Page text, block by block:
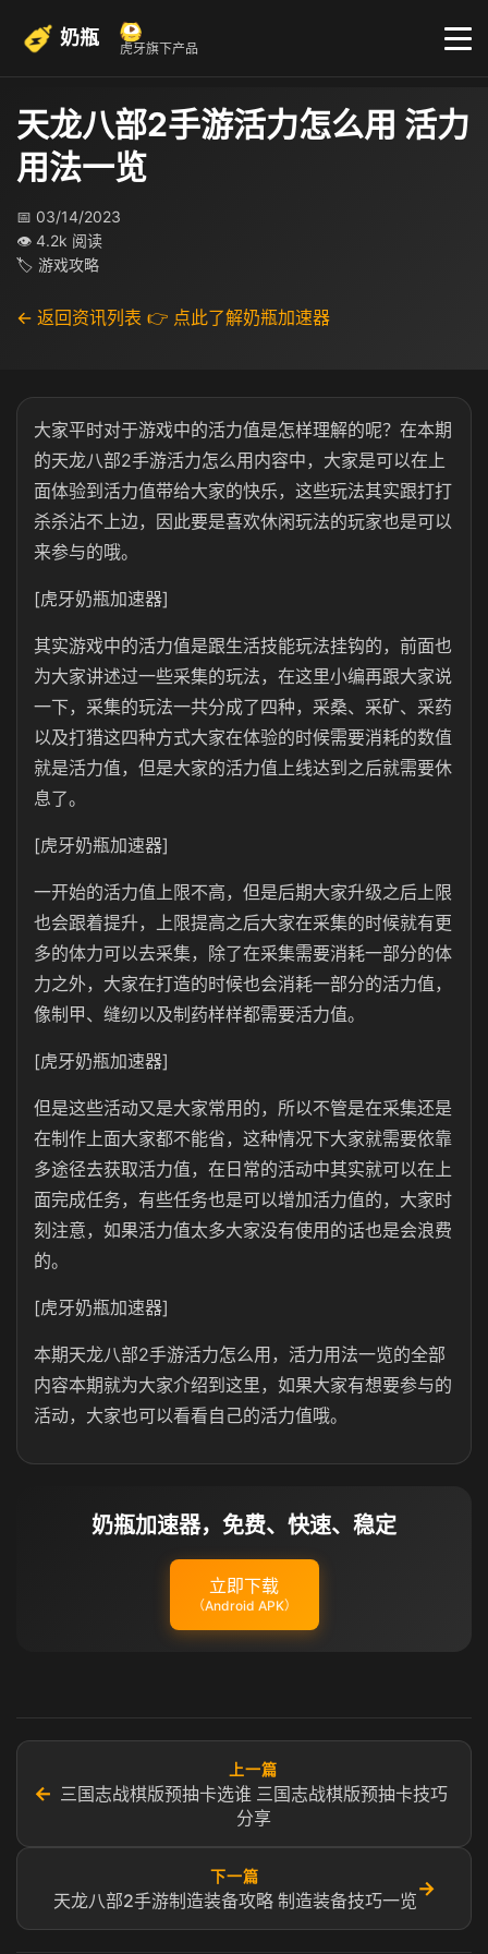
奶瓶 虎牙旗下产品
天龙八部2手游活力怎么用 活力
用法一览
📅 03/14/2023
👁 4.2k 阅读
🏷 游戏攻略
← 返回资讯列表 👉 点此了解奶瓶加速器
大家平时对于游戏中的活力值是怎样理解的呢？在本期
的天龙八部2手游活力怎么用内容中，大家是可以在上
面体验到活力值带给大家的快乐，这些玩法其实跟打打
杀杀沾不上边，因此要是喜欢休闲玩法的玩家也是可以
来参与的哦。
[虎牙奶瓶加速器]
其实游戏中的活力值是跟生活技能玩法挂钩的，前面也
为大家讲述过一些采集的玩法，在这里小编再跟大家说
一下，采集的玩法一共分成了四种，采桑、采矿、采药
以及打猎这四种方式大家在体验的时候需要消耗的数值
就是活力值，但是大家的活力值上线达到之后就需要休
息了。
[虎牙奶瓶加速器]
一开始的活力值上限不高，但是后期大家升级之后上限
也会跟着提升，上限提高之后大家在采集的时候就有更
多的体力可以去采集，除了在采集需要消耗一部分的体
力之外，大家在打造的时候也会消耗一部分的活力值，
像制甲、缝纫以及制药样样都需要活力值。
[虎牙奶瓶加速器]
但是这些活动又是大家常用的，所以不管是在采集还是
在制作上面大家都不能省，这种情况下大家就需要依靠
多途径去获取活力值，在日常的活动中其实就可以在上
面完成任务，有些任务也是可以增加活力值的，大家时
刻注意，如果活力值太多大家没有使用的话也是会浪费
的。
[虎牙奶瓶加速器]
本期天龙八部2手游活力怎么用，活力用法一览的全部
内容本期就为大家介绍到这里，如果大家有想要参与的
活动，大家也可以看看自己的活力值哦。
奶瓶加速器，免费、快速、稳定
立即下载
（Android APK）
←
上一篇
三国志战棋版预抽卡选谁 三国志战棋版预抽卡技巧
分享
下一篇
天龙八部2手游制造装备攻略 制造装备技巧一览
→